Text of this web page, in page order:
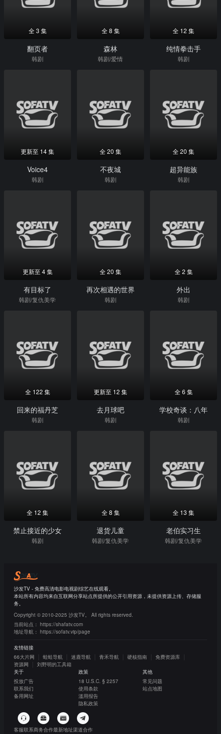
全 3 集
翻页者
韩剧
全 8 集
森林
韩剧/爱情
全 12 集
纯情拳击手
韩剧
更新至 14 集
Voice4
韩剧
全 20 集
不夜城
韩剧
全 20 集
超异能族
韩剧
更新至 4 集
有目标了
韩剧/复仇美学
全 20 集
再次相遇的世界
韩剧
全 2 集
外出
韩剧
全 122 集
回来的福丹芝
韩剧
更新至 12 集
去月球吧
韩剧
全 6 集
学校奇谈：八年
韩剧
全 12 集
禁止接近的少女
韩剧
全 8 集
退货儿童
韩剧/复仇美学
全 13 集
老伯实习生
韩剧/复仇美学
沙发TV - 免费高清电影电视剧综艺在线观看。
本站所有内容均来自互联网分享站点所提供的公开引用资源，未提供资源上传、存储服
务。
Copyright © 2010-2025 沙发TV。 All rights reserved.
当前站点： https://shafatv.com
地址导航： https://sofatv.vip/page
友情链接
66大片网
蛙蛙导航 迷鹿导航 青禾导航 硬核指南
免费资源库
资源网
刘野明的工具箱
关于
投放广告
联系我们
备用网址
政策
18 U.S.C. § 2257
使用条款
滥用报告
隐私政策
其他
常见问题
站点地图
客服联系商务合作最新地址渠道合作